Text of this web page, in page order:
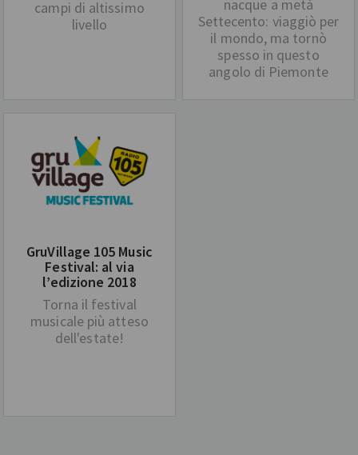
campi di altissimo
livello
nacque a metà
Settecento: viaggiò per
il mondo, ma tornò
spesso in questo
angolo di Piemonte
GruVillage 105 Music
Festival: al via
l’edizione 2018
Torna il festival
musicale più atteso
dell'estate!